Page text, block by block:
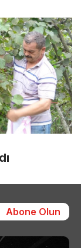
Abone Olun